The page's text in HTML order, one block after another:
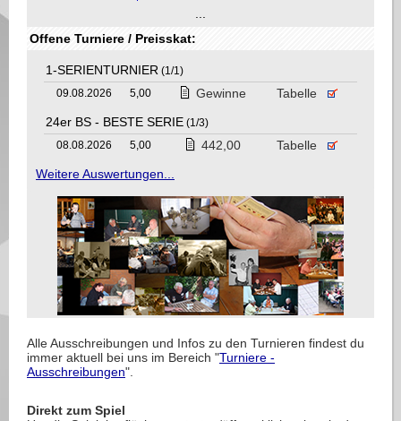
Offene Turniere / Preisskat:
1-SERIENTURNIER (1/1)
09.08.2026
5,00 Gewinne
Tabelle
24er BS - BESTE SERIE (1/3)
08.08.2026
5,00 442,00
Tabelle
Weitere Auswertungen...
Alle Ausschreibungen und Infos zu den Turnieren findest du
immer aktuell bei uns im Bereich "Turniere -
Ausschreibungen".
Direkt zum Spiel